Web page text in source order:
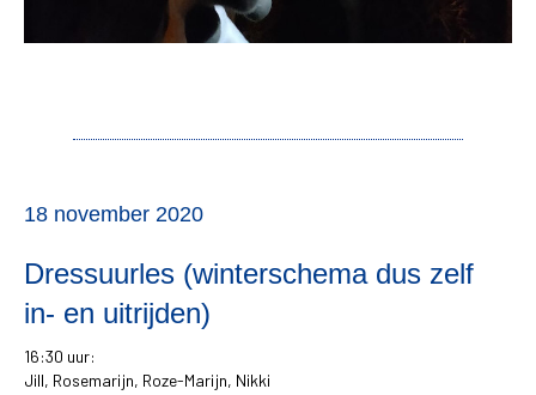
18 november 2020
Dressuurles (winterschema dus zelf
in- en uitrijden)
16:30 uur:
Jill, Rosemarijn, Roze-Marijn, Nikki